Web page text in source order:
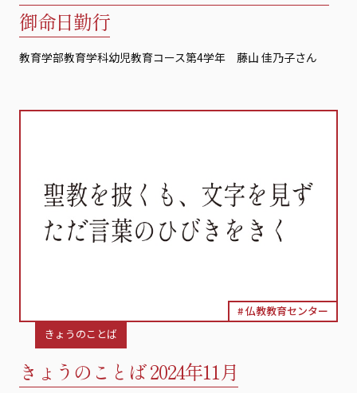
御命日勤行
教育学部教育学科幼児教育コース第4学年 藤山 佳乃子さん
仏教教育センター
きょうのことば
きょうのことば 2024年11月